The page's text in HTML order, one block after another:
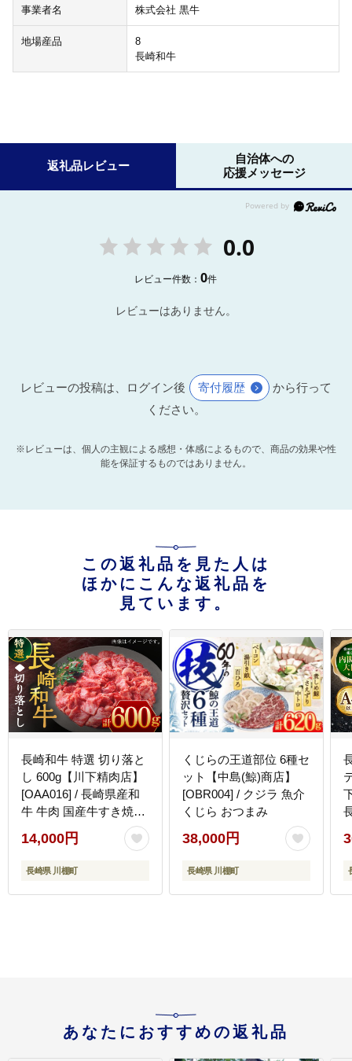
事業者名 株式会社 黒牛
地場産品
8
長崎和牛
返礼品レビュー
自治体への
応援メッセージ
0.0
レビュー件数：0件
レビューはありません。
レビューの投稿は、ログイン後 寄付履歴
から行って
ください。
※レビューは、個人の主観による感想・体感によるもので、商品の効果や性
能を保証するものではありません。
この返礼品を見た人は
ほかにこんな返礼品を
見ています。
長崎和牛 特選 切り落と
し 600g【川下精肉店】
[OAA016] / 長崎県産和
牛 牛肉 国産牛すき焼き
炒めもの 切り落とし 切
り落とし 切り落とし 切
り落とし 切り落とし 切
14,000円
長崎県 川棚町
くじらの王道部位 6種セ
ット【中島(鯨)商店】
[OBR004] / クジラ 魚介
くじら おつまみ
38,000円
長崎県 川棚町
あなたにおすすめの返礼品